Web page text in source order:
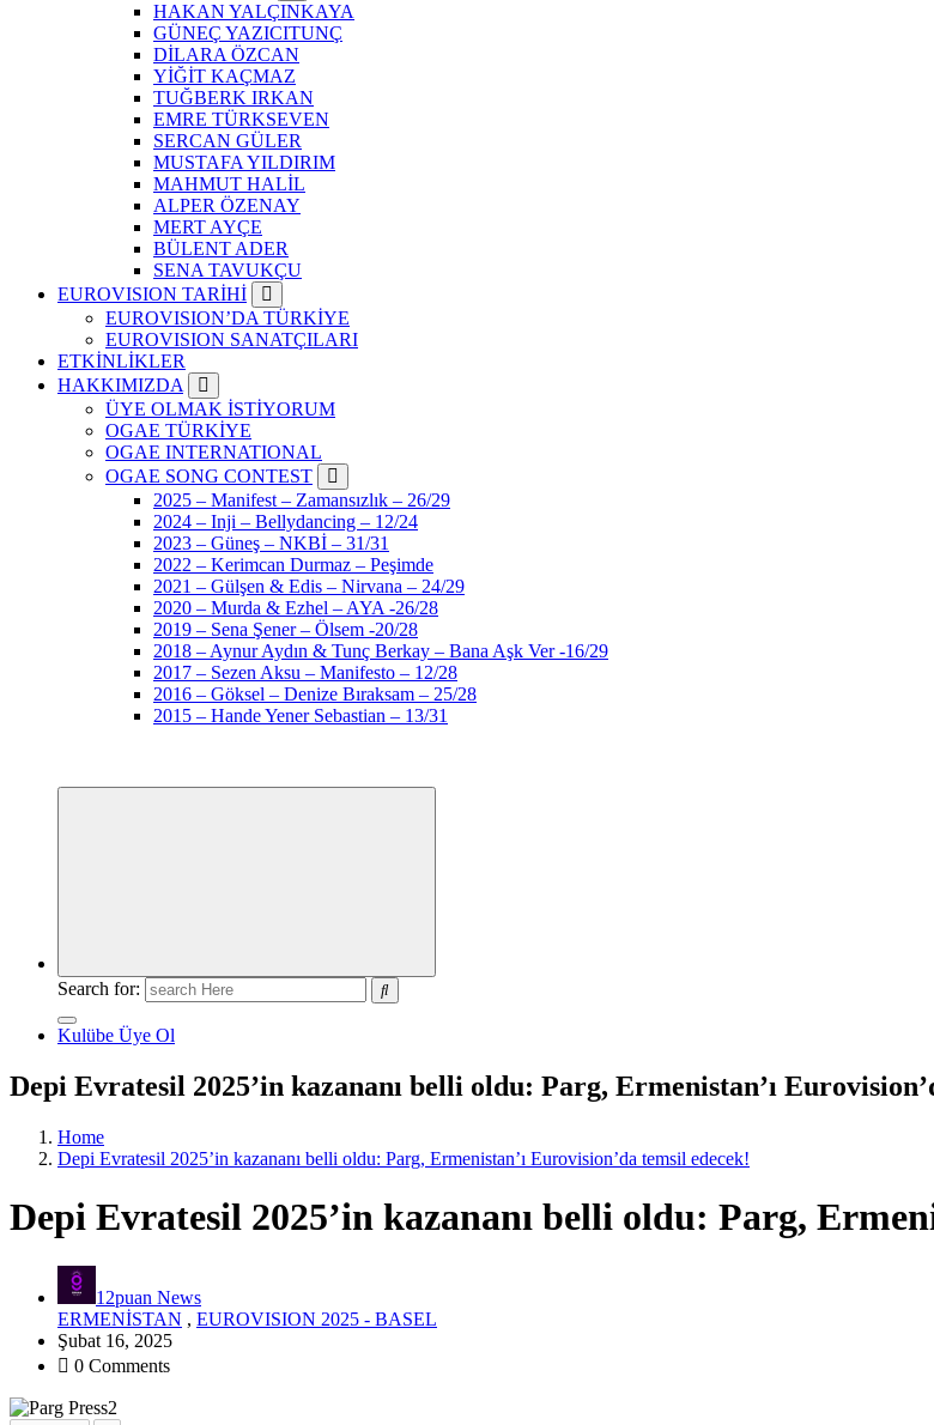
HAKAN YALÇINKAYA
GÜNEÇ YAZICITUNÇ
DİLARA ÖZCAN
YİĞİT KAÇMAZ
TUĞBERK IRKAN
EMRE TÜRKSEVEN
SERCAN GÜLER
MUSTAFA YILDIRIM
MAHMUT HALİL
ALPER ÖZENAY
MERT AYÇE
BÜLENT ADER
SENA TAVUKÇU
EUROVISION TARİHİ
EUROVISION’DA TÜRKİYE
EUROVISION SANATÇILARI
ETKİNLİKLER
HAKKIMIZDA
ÜYE OLMAK İSTİYORUM
OGAE TÜRKİYE
OGAE INTERNATIONAL
OGAE SONG CONTEST
2025 – Manifest – Zamansızlık – 26/29
2024 – Inji – Bellydancing – 12/24
2023 – Güneş – NKBİ – 31/31
2022 – Kerimcan Durmaz – Peşimde
2021 – Gülşen & Edis – Nirvana – 24/29
2020 – Murda & Ezhel – AYA -26/28
2019 – Sena Şener – Ölsem -20/28
2018 – Aynur Aydın & Tunç Berkay – Bana Aşk Ver -16/29
2017 – Sezen Aksu – Manifesto – 12/28
2016 – Göksel – Denize Bıraksam – 25/28
2015 – Hande Yener Sebastian – 13/31
Search for:
Kulübe Üye Ol
Depi Evratesil 2025’in kazananı belli oldu: Parg, Ermenistan’ı
Home
Depi Evratesil 2025’in kazananı belli oldu: Parg, Ermenistan’ı Eurovision’da temsil edecek!
Depi Evratesil 2025’in kazananı belli oldu: Parg,
12puan News
ERMENİSTAN , EUROVISION 2025 - BASEL
Şubat 16, 2025
0 Comments